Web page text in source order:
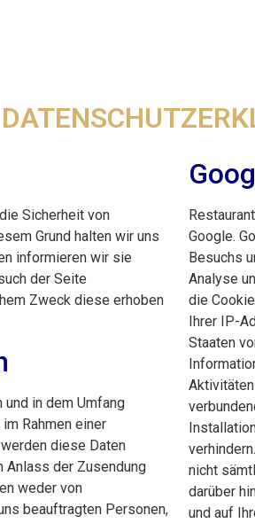
Sicherheit von
Grund halten wir uns
informieren wir sie
der Seite
Zweck diese erhoben
und in dem Umfang
Rahmen einer
diese Daten
Anlass der Zusendung
weder von
beauftragten Personen,
Google.
Besuchs
Analyse
die
Ihrer IP-
Staaten
nicht
darüber
und auf